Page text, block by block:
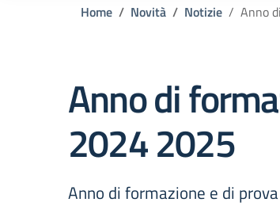
Home Novità Notizie Anno
Anno di
2024 2025
Anno di formazione e di